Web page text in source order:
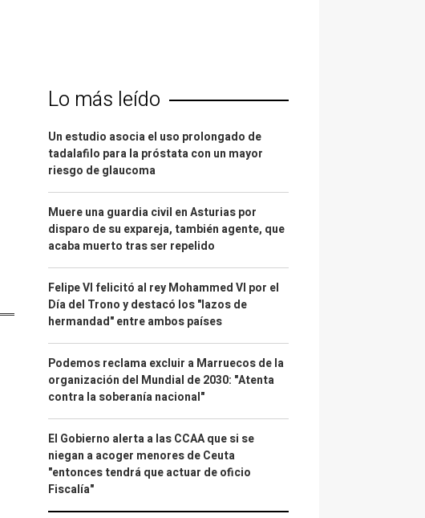
Lo más leído
Un estudio asocia el uso prolongado de
tadalafilo para la próstata con un mayor
riesgo de glaucoma
Muere una guardia civil en Asturias por
disparo de su expareja, también agente, que
acaba muerto tras ser repelido
Felipe VI felicitó al rey Mohammed VI por el
Día del Trono y destacó los "lazos de
hermandad" entre ambos países
Podemos reclama excluir a Marruecos de la
organización del Mundial de 2030: "Atenta
contra la soberanía nacional"
El Gobierno alerta a las CCAA que si se
niegan a acoger menores de Ceuta
"entonces tendrá que actuar de oficio
Fiscalía"